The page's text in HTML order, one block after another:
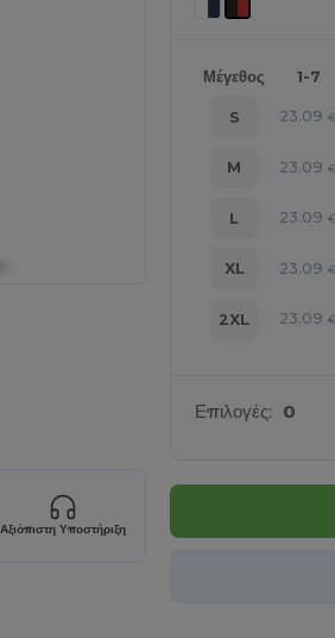
Αξιόπιστη Υποστήριξη
Μέγεθος 1-7
S 23.09 €
M 23.09 €
L 23.09 €
XL 23.09 €
2XL 23.09 €
Επιλογές: 0